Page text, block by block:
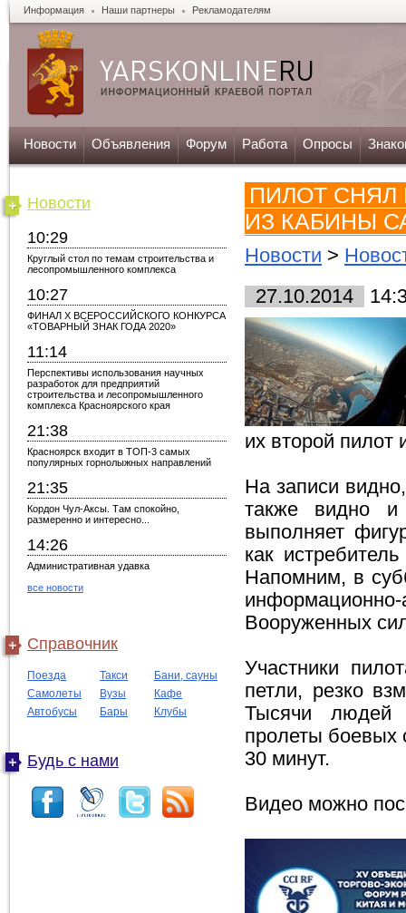
Информация Наши партнеры Рекламодателям
Новости Объявления Форум Работа Опросы
Новости
10:29
Круглый стол по темам строительства и
лесопромышленного комплекса
10:27
ФИНАЛ X ВСЕРОССИЙСКОГО КОНКУРСА
«ТОВАРНЫЙ ЗНАК ГОДА 2020»
11:14
Перспективы использования научных
разработок для предприятий
строительства и лесопромышленного
комплекса Красноярского края
21:38
Красноярск входит в ТОП-3 самых
популярных горнолыжных направлений
21:35
Кордон Чул-Аксы. Там спокойно,
размеренно и интересно...
14:26
Административная удавка
все новости
Справочник
Поезда Такси
Бани, сауны
Самолеты
Вузы
Кафе
Автобусы
Бары Клубы
Будь с нами
ПИЛОТ
ИЗ КАБИНЫ
Новости >
27.10.2014
их второй пилот
На записи
также видно и
выполняет
как
Напомним, в
информационно-
Вооруженных
Участники
петли, резко
Тысячи людей
пролеты боевых
30 минут.
Видео можно